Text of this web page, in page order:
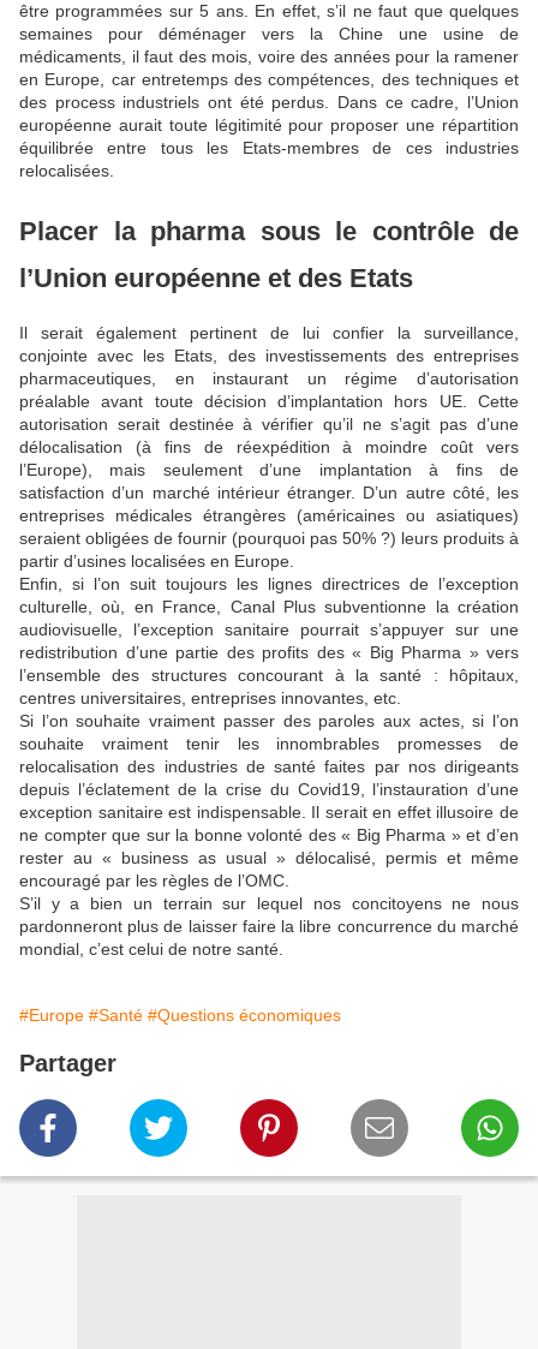
être programmées sur 5 ans. En effet, s’il ne faut que quelques
semaines pour déménager vers la Chine une usine de
médicaments, il faut des mois, voire des années pour la ramener
en Europe, car entretemps des compétences, des techniques et
des process industriels ont été perdus. Dans ce cadre, l’Union
européenne aurait toute légitimité pour proposer une répartition
équilibrée entre tous les Etats-membres de ces industries
relocalisées.
Placer la pharma sous le contrôle de
l’Union européenne et des Etats
Il serait également pertinent de lui confier la surveillance,
conjointe avec les Etats, des investissements des entreprises
pharmaceutiques, en instaurant un régime d’autorisation
préalable avant toute décision d’implantation hors UE. Cette
autorisation serait destinée à vérifier qu’il ne s’agit pas d’une
délocalisation (à fins de réexpédition à moindre coût vers
l’Europe), mais seulement d’une implantation à fins de
satisfaction d’un marché intérieur étranger. D’un autre côté, les
entreprises médicales étrangères (américaines ou asiatiques)
seraient obligées de fournir (pourquoi pas 50% ?) leurs produits à
partir d’usines localisées en Europe.
Enfin, si l’on suit toujours les lignes directrices de l’exception
culturelle, où, en France, Canal Plus subventionne la création
audiovisuelle, l’exception sanitaire pourrait s’appuyer sur une
redistribution d’une partie des profits des « Big Pharma » vers
l’ensemble des structures concourant à la santé : hôpitaux,
centres universitaires, entreprises innovantes, etc.
Si l’on souhaite vraiment passer des paroles aux actes, si l’on
souhaite vraiment tenir les innombrables promesses de
relocalisation des industries de santé faites par nos dirigeants
depuis l’éclatement de la crise du Covid19, l’instauration d’une
exception sanitaire est indispensable. Il serait en effet illusoire de
ne compter que sur la bonne volonté des « Big Pharma » et d’en
rester au « business as usual » délocalisé, permis et même
encouragé par les règles de l’OMC.
S’il y a bien un terrain sur lequel nos concitoyens ne nous
pardonneront plus de laisser faire la libre concurrence du marché
mondial, c’est celui de notre santé.
#Europe #Santé #Questions économiques
Partager